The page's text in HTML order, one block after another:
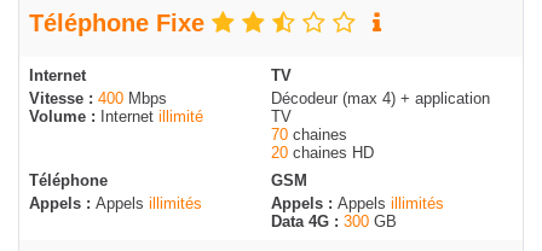
Téléphone Fixe
Internet
Vitesse : 400 Mbps
Volume :
Internet illimité
TV
Décodeur (max 4) + application
TV
70 chaines
20 chaines HD
Téléphone
Appels : Appels illimités
GSM
Appels : Appels illimités
Data 4G : 300 GB